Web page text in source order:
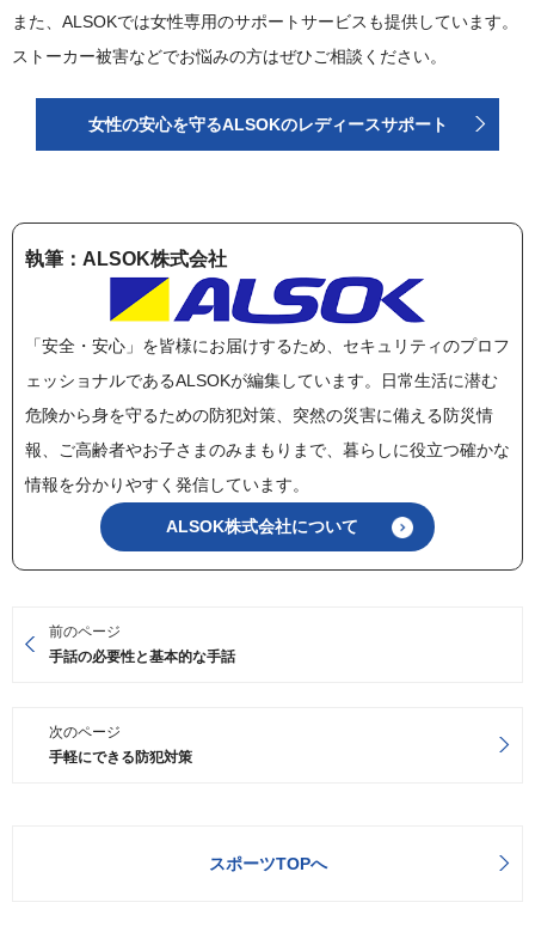
また、ALSOKでは女性専用のサポートサービスも提供しています。
ストーカー被害などでお悩みの方はぜひご相談ください。
女性の安心を守るALSOKのレディースサポート
執筆：ALSOK株式会社
「安全・安心」を皆様にお届けするため、セキュリティのプロフ
ェッショナルであるALSOKが編集しています。日常生活に潜む
危険から身を守るための防犯対策、突然の災害に備える防災情
報、ご高齢者やお子さまのみまもりまで、暮らしに役立つ確かな
情報を分かりやすく発信しています。
ALSOK株式会社について
前のページ
手話の必要性と基本的な手話
次のページ
手軽にできる防犯対策
スポーツTOPへ